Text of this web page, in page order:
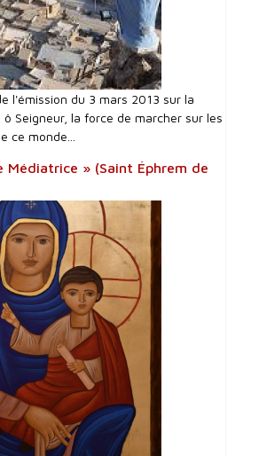
l'émission du 3 mars 2013 sur la
Seigneur, la force de marcher sur les
ce monde...
Médiatrice » (Saint Éphrem de